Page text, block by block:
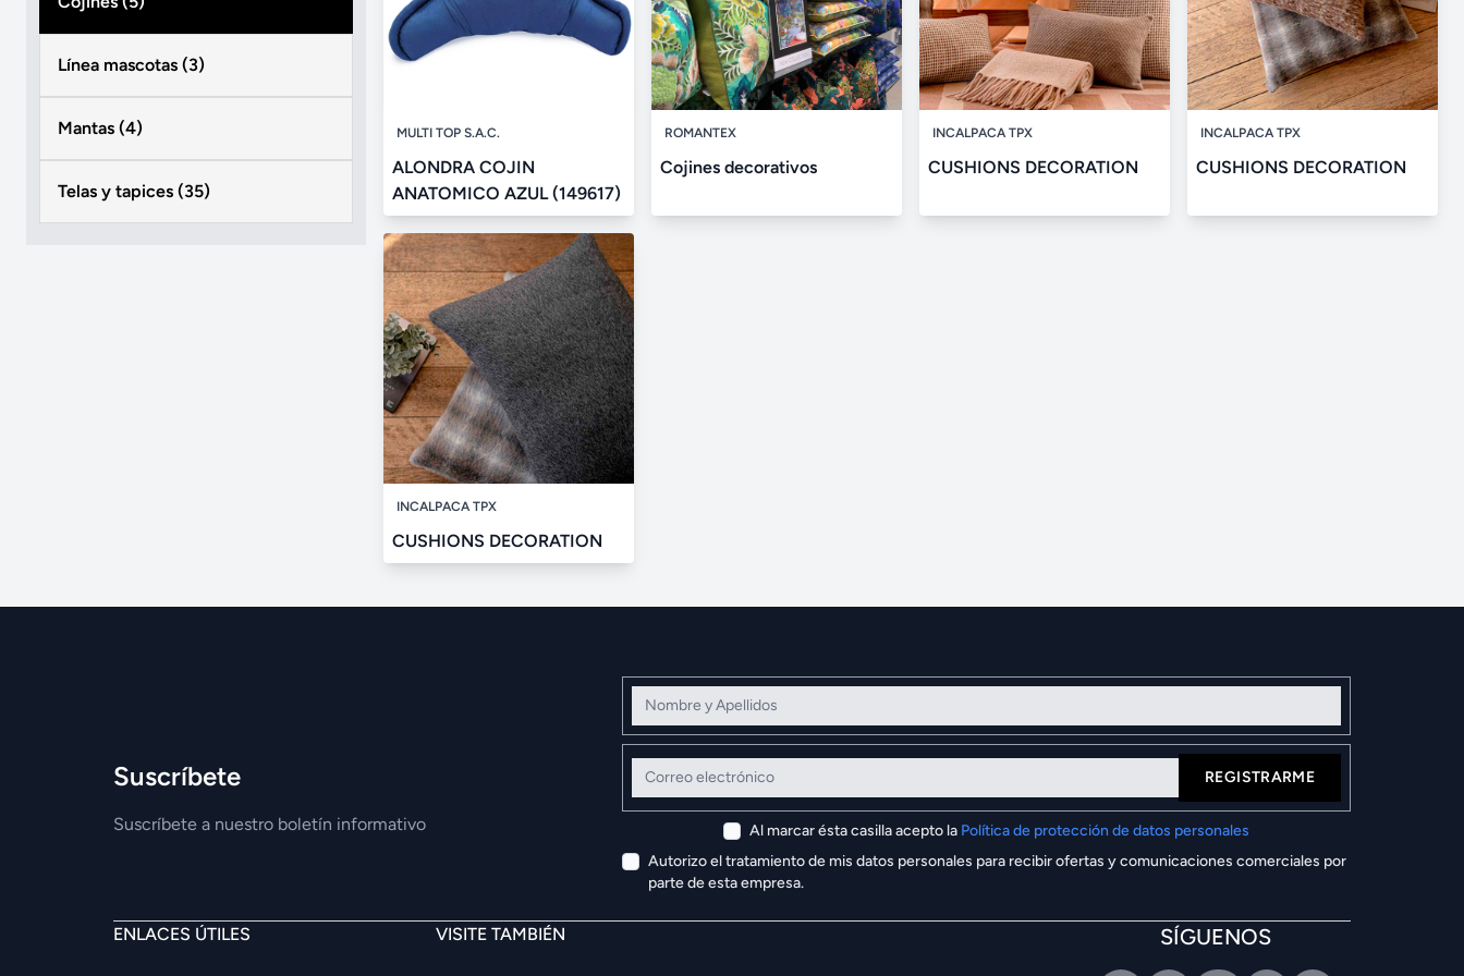
Línea mascotas (3)
Mantas (4)
Telas y tapices (35)
MULTI TOP S.A.C.
ALONDRA COJIN
ANATOMICO AZUL (149617)
ROMANTEX
Cojines decorativos
INCALPACA TPX
CUSHIONS DECORATION
INCALPACA TPX
CUSHIONS DECORATION
INCALPACA TPX
CUSHIONS DECORATION
Suscríbete
Suscríbete a nuestro boletín informativo
Nombre y Apellidos
Correo electrónico
REGISTRARME
Al marcar ésta casilla acepto la Política de protección de datos personales
Autorizo el tratamiento de mis datos personales para recibir ofertas y comunicaciones comerciales por
parte de esta empresa.
ENLACES ÚTILES VISITE TAMBIÉN SÍGUENOS